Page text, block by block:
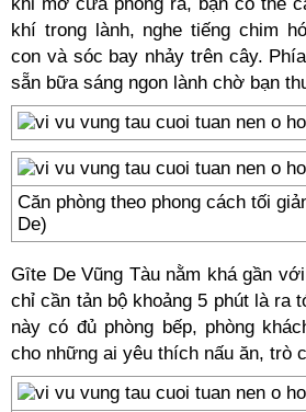
khí trong lành, nghe tiếng chim
con và sóc bay nhảy trên cây.
sẵn bữa sáng ngon lành chờ bạn
Căn phòng theo phong cách tối
De)
Gȋte De Vũng Tàu nằm khá gần
chỉ cần tản bộ khoảng 5 phút là ra
này có đủ phòng bếp, phòng
cho những ai yêu thích nấu ăn, trò